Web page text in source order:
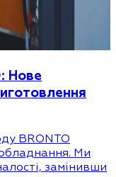
Нове
BRONTO
Ми
замінивши